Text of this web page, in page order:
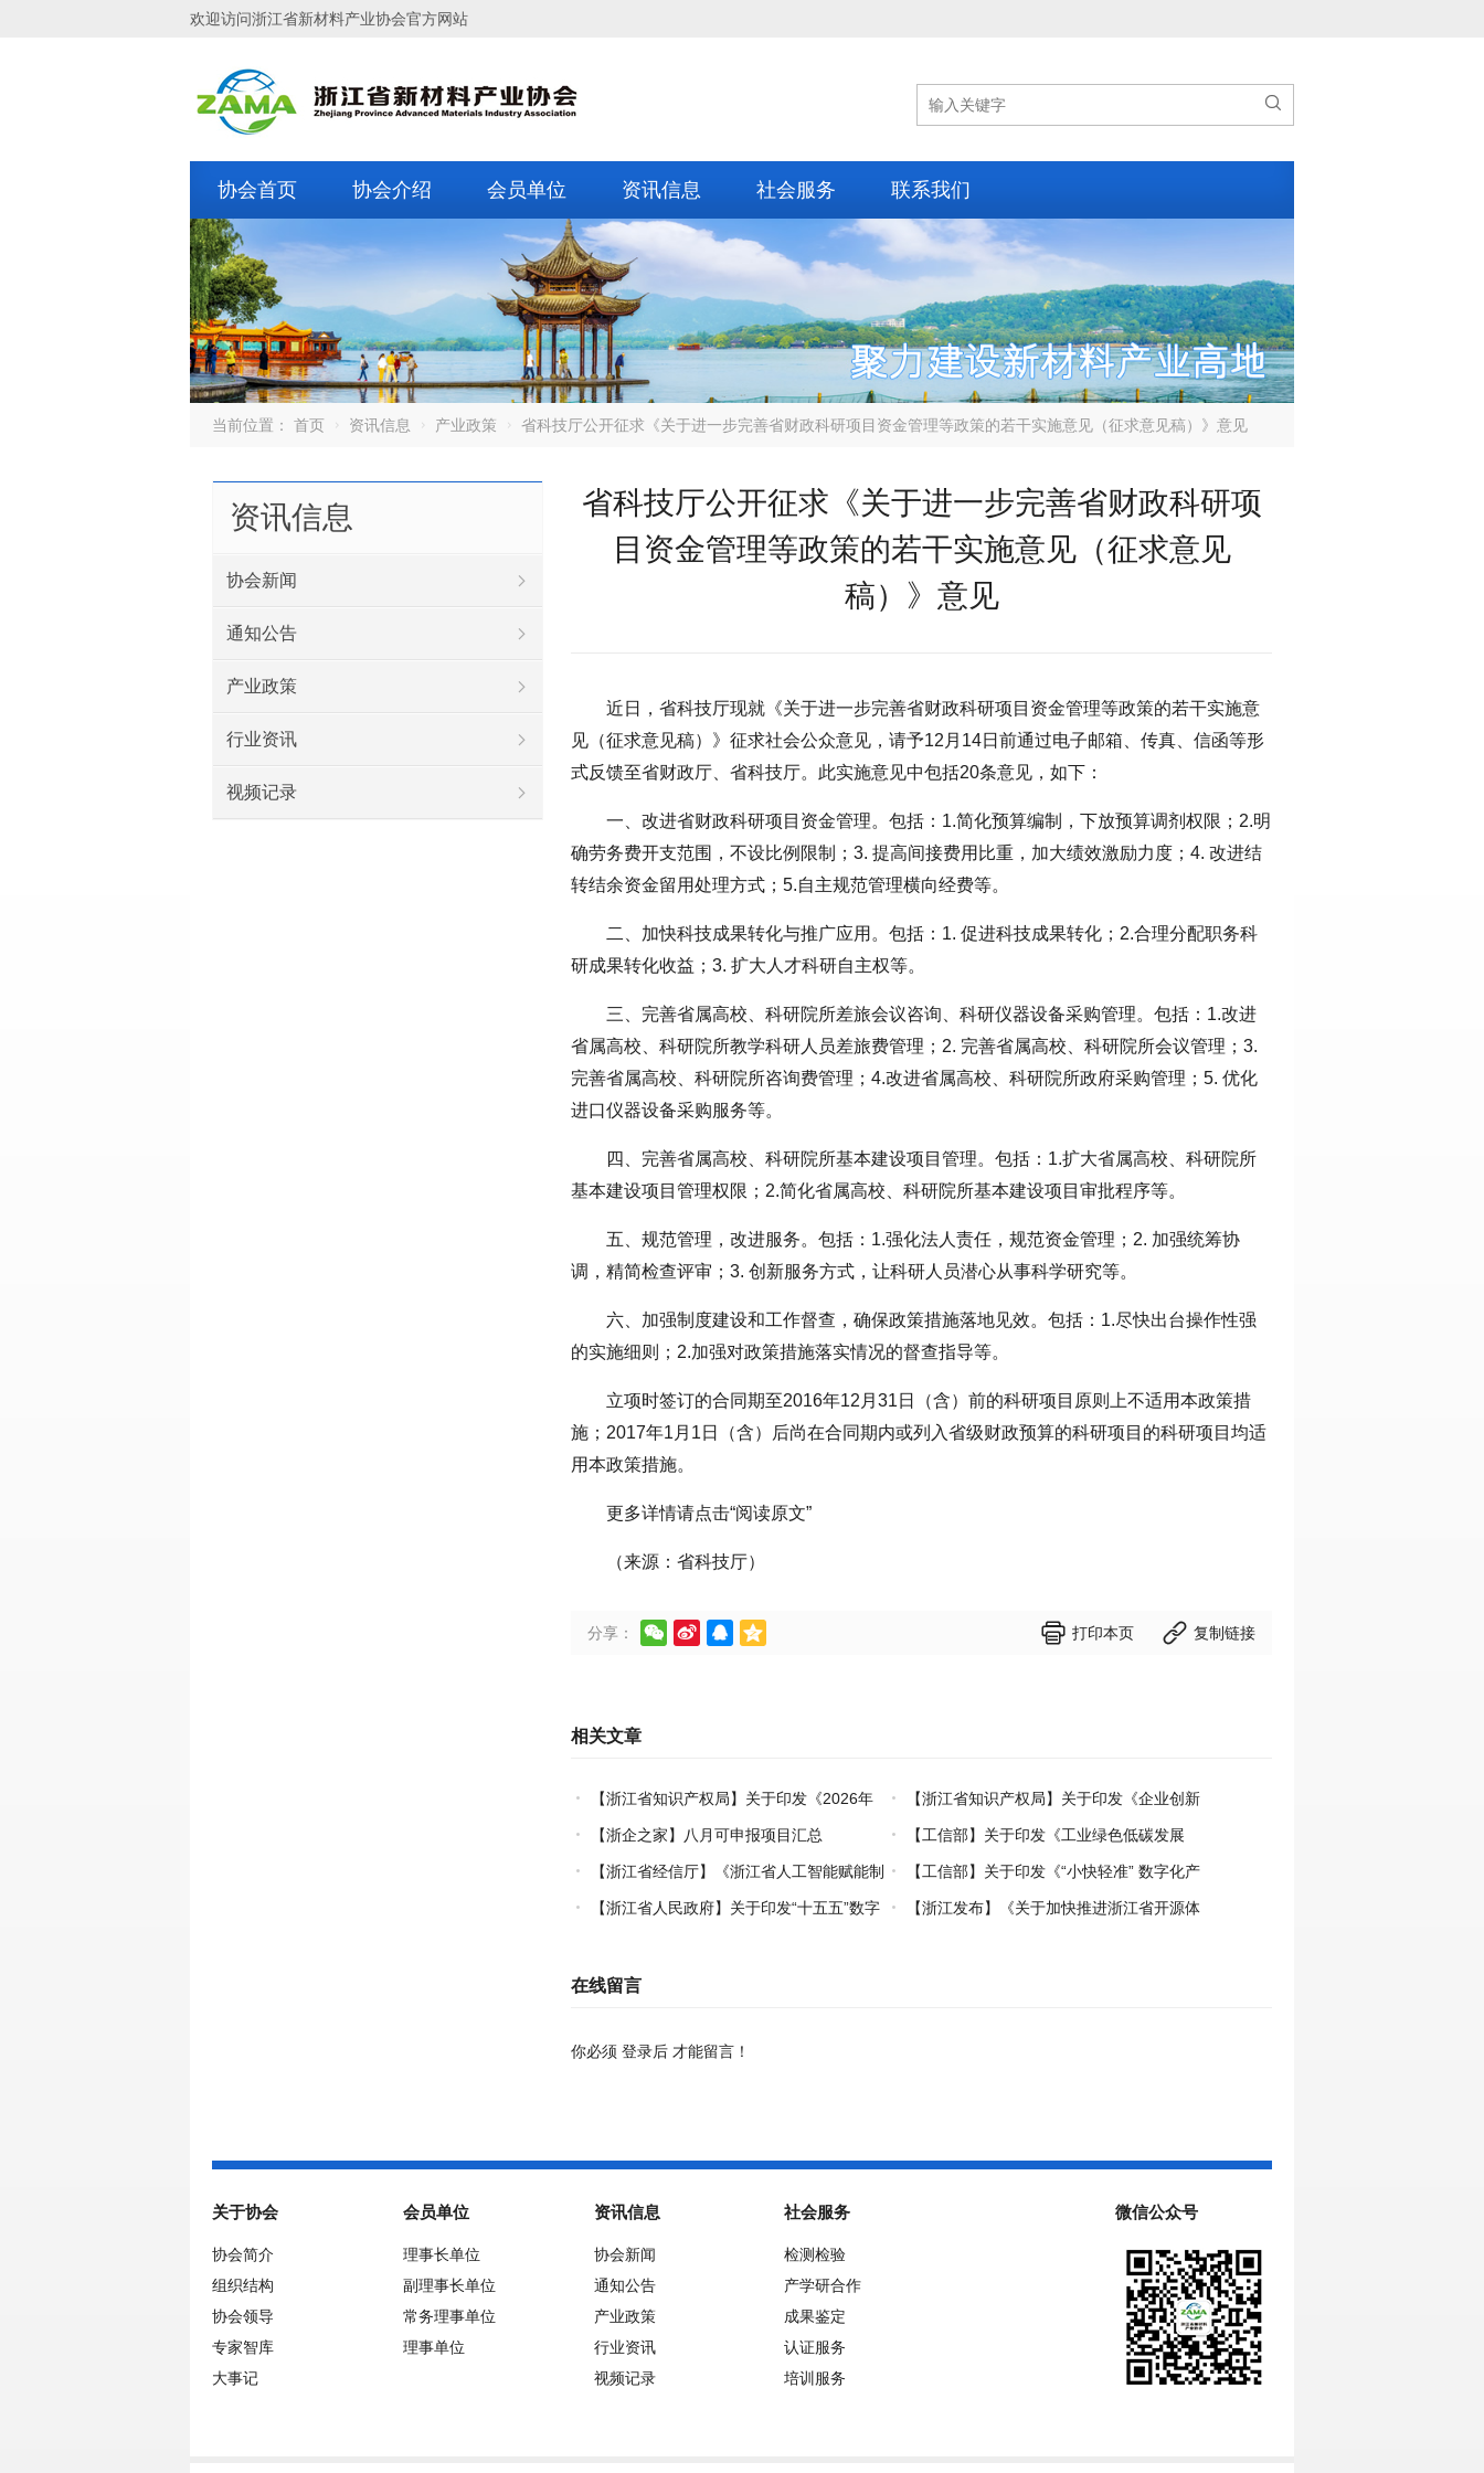
欢迎访问浙江省新材料产业协会官方网站

协会首页 协会介绍 会员单位 资讯信息 社会服务 联系我们
当前位置： 首页 资讯信息 产业政策 省科技厅公开征求《关于进一步完善省财政科研项目资金管理等政策的若干实施意见（征求意见稿）》意见
省科技厅公开征求《关于进一步完善省财政科研项
目资金管理等政策的若干实施意见（征求意见
稿）》意见
近日，省科技厅现就《关于进一步完善省财政科研项目资金管理等政策的若干实施意
见（征求意见稿）》征求社会公众意见，请予12月14日前通过电子邮箱、传真、信函等形
式反馈至省财政厅、省科技厅。此实施意见中包括20条意见，如下：
一、改进省财政科研项目资金管理。包括：1.简化预算编制，下放预算调剂权限；2.明
确劳务费开支范围，不设比例限制；3. 提高间接费用比重，加大绩效激励力度；4. 改进结
转结余资金留用处理方式；5.自主规范管理横向经费等。
二、加快科技成果转化与推广应用。包括：1. 促进科技成果转化；2.合理分配职务科
研成果转化收益；3. 扩大人才科研自主权等。
三、完善省属高校、科研院所差旅会议咨询、科研仪器设备采购管理。包括：1.改进
省属高校、科研院所教学科研人员差旅费管理；2. 完善省属高校、科研院所会议管理；3.
完善省属高校、科研院所咨询费管理；4.改进省属高校、科研院所政府采购管理；5. 优化
进口仪器设备采购服务等。
四、完善省属高校、科研院所基本建设项目管理。包括：1.扩大省属高校、科研院所
基本建设项目管理权限；2.简化省属高校、科研院所基本建设项目审批程序等。
五、规范管理，改进服务。包括：1.强化法人责任，规范资金管理；2. 加强统筹协
调，精简检查评审；3. 创新服务方式，让科研人员潜心从事科学研究等。
六、加强制度建设和工作督查，确保政策措施落地见效。包括：1.尽快出台操作性强
的实施细则；2.加强对政策措施落实情况的督查指导等。
立项时签订的合同期至2016年12月31日（含）前的科研项目原则上不适用本政策措
施；2017年1月1日（含）后尚在合同期内或列入省级财政预算的科研项目的科研项目均适
用本政策措施。
更多详情请点击“阅读原文”
（来源：省科技厅）
分享：      打印本页  复制链接
相关文章
【浙江省知识产权局】关于印发《2026年
度浙江省海外知识产权风险统一基础性保障保
险实施方案》的通知
【浙江省知识产权局】关于印发《企业创新
全过程知识产权管理指引》的通知
【浙企之家】八月可申报项目汇总
【工信部】关于印发《工业绿色低碳发展
“十五五”规划》的通知
【浙江省经信厅】《浙江省人工智能赋能制
造业数字化转型实施方案（2026-2030年）》
【工信部】关于印发《“小快轻准” 数字化产
品和服务培育指引（2026年版）》的通知
【浙江省人民政府】关于印发“十五五”数字
【浙江发布】《关于加快推进浙江省开源体
在线留言
你必须 登录后 才能留言！
资讯信息
协会新闻
通知公告
产业政策
行业资讯
视频记录
关于协会
协会简介
组织结构
协会领导
专家智库
大事记
会员单位
理事长单位
副理事长单位
常务理事单位
理事单位
资讯信息
协会新闻
通知公告
产业政策
行业资讯
视频记录
社会服务
检测检验
产学研合作
成果鉴定
认证服务
培训服务
微信公众号